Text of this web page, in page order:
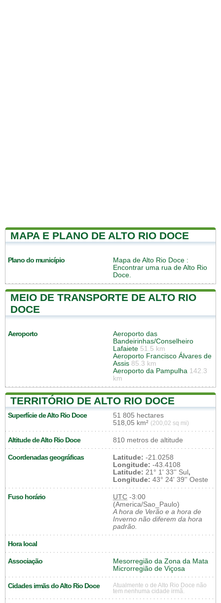
MAPA E PLANO DE ALTO RIO DOCE
Plano do município Mapa de Alto Rio Doce :
Encontrar uma rua de Alto Rio
Doce.
MEIO DE TRANSPORTE DE ALTO RIO
DOCE
Aeroporto
Aeroporto das
Bandeirinhas/Conselheiro
Lafaiete 51.5 km
Aeroporto Francisco Álvares de
Assis 85.3 km
Aeroporto da Pampulha 142.3
km
TERRITÓRIO DE ALTO RIO DOCE
Superfície de Alto Rio Doce
51 805 hectares
518,05 km² (200,02 sq mi)
Altitude de Alto Rio Doce 810 metros de altitude
Coordenadas geográficas Latitude: -21.0258
Longitude: -43.4108
Latitude: 21° 1' 33'' Sul,
Longitude: 43° 24' 39'' Oeste
Fuso horário UTC -3:00
(America/Sao_Paulo)
A hora de Verão e a hora de
Inverno não diferem da hora
padrão.
Hora local
Associação
Mesorregião da Zona da Mata
Microrregião de Viçosa
Cidades irmãs do Alto Rio Doce
Atualmente o de Alto Rio Doce não
tem nenhuma cidade irmã.